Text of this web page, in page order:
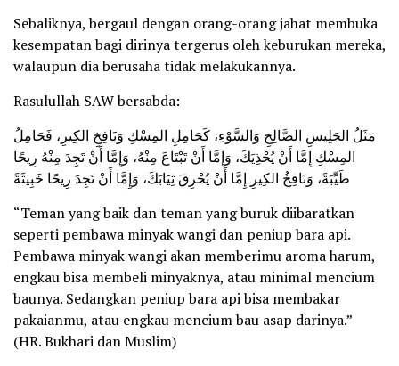
Sebaliknya, bergaul dengan orang-orang jahat membuka
kesempatan bagi dirinya tergerus oleh keburukan mereka,
walaupun dia berusaha tidak melakukannya.
Rasulullah SAW bersabda:
مَثَلُ الجَلِيسِ الصَّالِحِ وَالسَّوْءِ، كَحَامِلِ المِسْكِ وَنَافِخِ الكِيرِ، فَحَامِلُ
المِسْكِ إِمَّا أَنْ يُحْذِيَكَ، وَإِمَّا أَنْ تَبْتَاعَ مِنْهُ، وَإِمَّا أَنْ تَجِدَ مِنْهُ رِيحًا
طَيِّبَةً، وَنَافِخُ الكِيرِ إِمَّا أَنْ يُحْرِقَ ثِيَابَكَ، وَإِمَّا أَنْ تَجِدَ رِيحًا خَبِيثَةً
“Teman yang baik dan teman yang buruk diibaratkan
seperti pembawa minyak wangi dan peniup bara api.
Pembawa minyak wangi akan memberimu aroma harum,
engkau bisa membeli minyaknya, atau minimal mencium
baunya. Sedangkan peniup bara api bisa membakar
pakaianmu, atau engkau mencium bau asap darinya.”
(HR. Bukhari dan Muslim)